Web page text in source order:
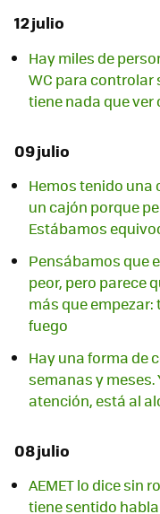
12 julio
Hay miles de
WC para controlar
tiene nada que ver
09 julio
Hemos tenido una
un cajón porque
Estábamos
Pensábamos que
peor, pero parece
más que empezar:
fuego
Hay una forma de
semanas y meses.
atención, está al
08 julio
AEMET lo dice sin
tiene sentido